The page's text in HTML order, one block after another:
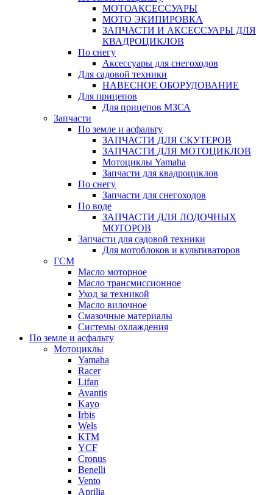
МОТОАКСЕССУАРЫ
МОТО ЭКИПИРОВКА
ЗАПЧАСТИ И АКСЕССУАРЫ ДЛЯ
КВАДРОЦИКЛОВ
По снегу
Аксессуары для снегоходов
Для садовой техники
НАВЕСНОЕ ОБОРУДОВАНИЕ
Для прицепов
Для прицепов МЗСА
Запчасти
По земле и асфальту
ЗАПЧАСТИ ДЛЯ СКУТЕРОВ
ЗАПЧАСТИ ДЛЯ МОТОЦИКЛОВ
Мотоциклы Yamaha
Запчасти для квадроциклов
По снегу
Запчасти для снегоходов
По воде
ЗАПЧАСТИ ДЛЯ ЛОДОЧНЫХ
МОТОРОВ
Запчасти для садовой техники
Для мотоблоков и культиваторов
ГСМ
Масло моторное
Масло трансмиссионное
Уход за техникой
Масло вилочное
Смазочные материалы
Системы охлаждения
По земле и асфальту
Мотоциклы
Yamaha
Racer
Lifan
Avantis
Kayo
Irbis
Wels
КТМ
YCF
Cronus
Benelli
Vento
Aprilia